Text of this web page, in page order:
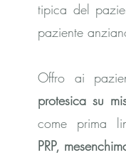
tipica del
paziente
Offro ai
protesica su
come prima
PRP,